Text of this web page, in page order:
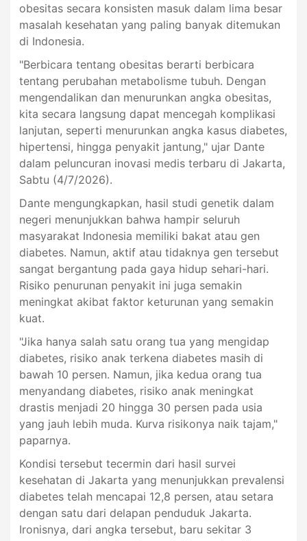
obesitas secara konsisten masuk dalam lima besar
masalah kesehatan yang paling banyak ditemukan
di Indonesia.
"Berbicara tentang obesitas berarti berbicara
tentang perubahan metabolisme tubuh. Dengan
mengendalikan dan menurunkan angka obesitas,
kita secara langsung dapat mencegah komplikasi
lanjutan, seperti menurunkan angka kasus diabetes,
hipertensi, hingga penyakit jantung," ujar Dante
dalam peluncuran inovasi medis terbaru di Jakarta,
Sabtu (4/7/2026).
Dante mengungkapkan, hasil studi genetik dalam
negeri menunjukkan bahwa hampir seluruh
masyarakat Indonesia memiliki bakat atau gen
diabetes. Namun, aktif atau tidaknya gen tersebut
sangat bergantung pada gaya hidup sehari-hari.
Risiko penurunan penyakit ini juga semakin
meningkat akibat faktor keturunan yang semakin
kuat.
"Jika hanya salah satu orang tua yang mengidap
diabetes, risiko anak terkena diabetes masih di
bawah 10 persen. Namun, jika kedua orang tua
menyandang diabetes, risiko anak meningkat
drastis menjadi 20 hingga 30 persen pada usia
yang jauh lebih muda. Kurva risikonya naik tajam,"
paparnya.
Kondisi tersebut tecermin dari hasil survei
kesehatan di Jakarta yang menunjukkan prevalensi
diabetes telah mencapai 12,8 persen, atau setara
dengan satu dari delapan penduduk Jakarta.
Ironisnya, dari angka tersebut, baru sekitar 3